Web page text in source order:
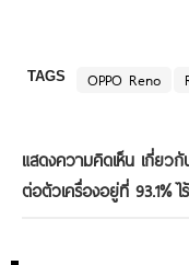
TAGS OPPO Reno
แสดงความคิดเห็น เกี่ยว
ต่อตัวเครื่องอยู่ที่ 93.1%